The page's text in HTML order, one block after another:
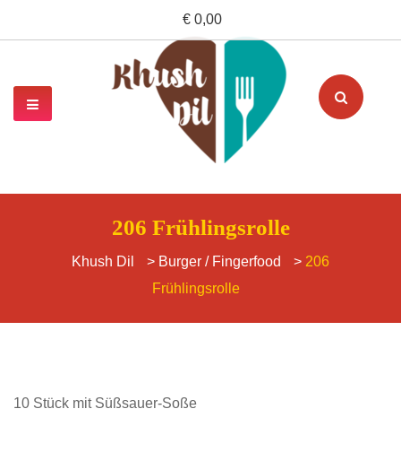
206 Frühlingsrolle
Khush Dil > Burger / Fingerfood > 206
Frühlingsrolle
10 Stück mit Süßsauer-Soße
€ 0,00